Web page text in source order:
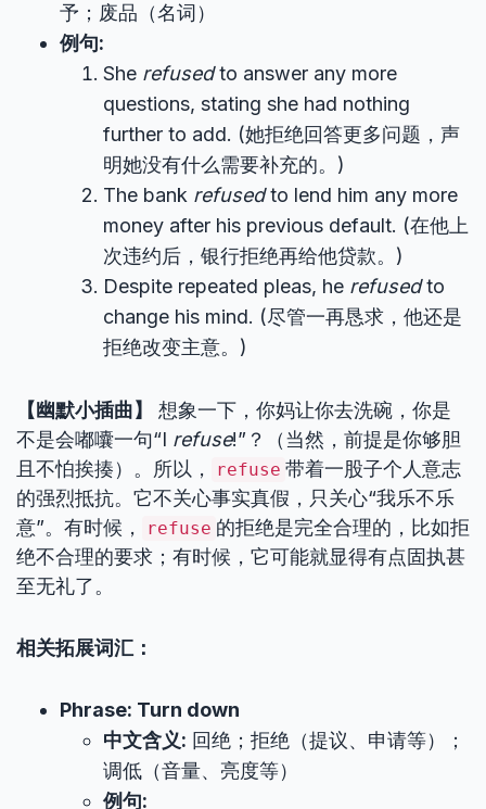
予；废品（名词）
例句:
She refusedto answer any more
questions, stating she had nothing
further to add. (她拒绝回答更多问题，声
明她没有什么需要补充的。)
The bank refusedto lend him any more
money after his previous default. (在他上
次违约后，银行拒绝再给他贷款。)
Despite repeated pleas, he refusedto
change his mind. (尽管一再恳求，他还是
拒绝改变主意。)
【幽默小插曲】
想象一下，你妈让你去洗碗，你是
不是会嘟囔一句“I refuse!”？（当然，前提是你够胆
且不怕挨揍）。所以，
refuse 带着一股子个人意志
的强烈抵抗。它不关心事实真假，只关心“我乐不乐
意”。有时候，
refuse 的拒绝是完全合理的，比如拒
绝不合理的要求；有时候，它可能就显得有点固执甚
至无礼了。
相关拓展词汇：
Phrase: Turn down
中文含义: 回绝；拒绝（提议、申请等）；
调低（音量、亮度等）
例句: